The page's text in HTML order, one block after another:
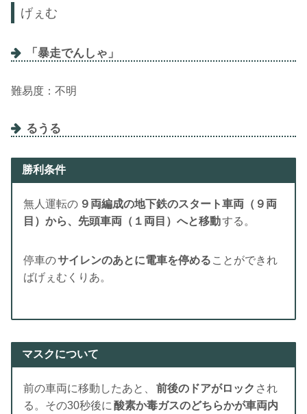
げぇむ
「暴走でんしゃ」
難易度：不明
るうる
勝利条件
無人運転の ９両編成の地下鉄のスタート車両（９両
目）から、先頭車両（１両目）へと移動する。
停車のサイレンのあとに電車を停める ことができれ
ばげぇむくりあ。
マスクについて
前の車両に移動したあと、 前後のドアがロック され
る。その30秒後に 酸素か毒ガスのどちらかが車両内